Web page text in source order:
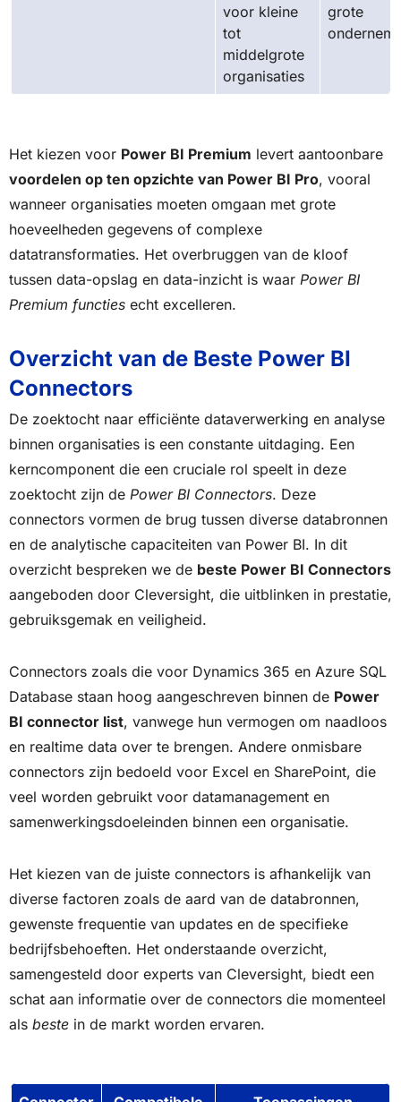
voor kleine
tot
middelgrote
organisaties
grote
Het kiezen voor Power BI Premium levert aantoonbare
voordelen op ten opzichte van Power BI Pro, vooral
wanneer organisaties moeten omgaan met grote
hoeveelheden gegevens of complexe
datatransformaties. Het overbruggen van de kloof
tussen data-opslag en data-inzicht is waar Power BI
Premium functies echt excelleren.
Overzicht van de Beste Power BI
Connectors
De zoektocht naar efficiënte dataverwerking en analyse
binnen organisaties is een constante uitdaging. Een
kerncomponent die een cruciale rol speelt in deze
zoektocht zijn de Power BI Connectors. Deze
connectors vormen de brug tussen diverse databronnen
en de analytische capaciteiten van Power BI. In dit
overzicht bespreken we de beste Power BI Connectors
aangeboden door Cleversight, die uitblinken in prestatie,
gebruiksgemak en veiligheid.
Connectors zoals die voor Dynamics 365 en Azure SQL
Database staan hoog aangeschreven binnen de Power
BI connector list, vanwege hun vermogen om naadloos
en realtime data over te brengen. Andere onmisbare
connectors zijn bedoeld voor Excel en SharePoint, die
veel worden gebruikt voor datamanagement en
samenwerkingsdoeleinden binnen een organisatie.
Het kiezen van de juiste connectors is afhankelijk van
diverse factoren zoals de aard van de databronnen,
gewenste frequentie van updates en de specifieke
bedrijfsbehoeften. Het onderstaande overzicht,
samengesteld door experts van Cleversight, biedt een
schat aan informatie over de connectors die momenteel
als beste in de markt worden ervaren.